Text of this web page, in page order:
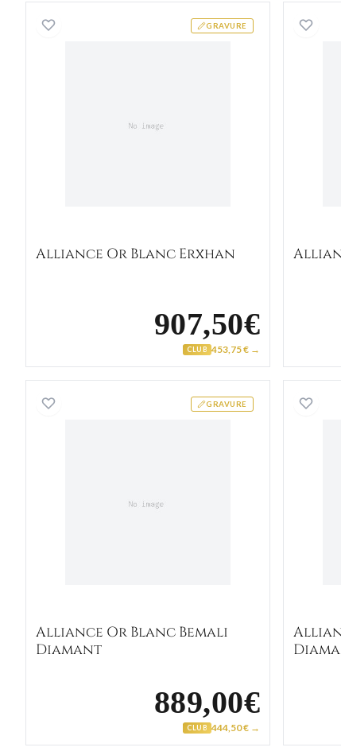
GRAVURE
Alliance Or Blanc Erxhan
Alliance Or Blanc Erxhan
907,50€
CLUB 453,75 € →
GRAVURE
Alliance Or Blanc Bemali Diamant
Alliance Or Blanc Bemali
Diamant
889,00€
CLUB 444,50 € →